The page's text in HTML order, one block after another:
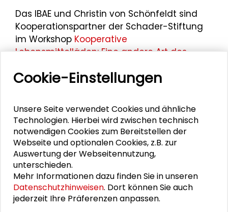
Das IBAE und Christin von Schönfeldt sind
Kooperationspartner der Schader-Stiftung
im Workshop Kooperative
Lebensmittelläden: Eine andere Art des
Darmstädter Tage der Transformation 2025
Personen im Kontext
Matthias Kasper
Clara Menke
Kristina Gruber
Cookie-Einstellungen
Unsere Seite verwendet Cookies und ähnliche
Technologien. Hierbei wird zwischen technisch
notwendigen Cookies zum Bereitstellen der
Webseite und optionalen Cookies, z.B. zur
Auswertung der Webseitennutzung,
unterschieden.
Mehr Informationen dazu finden Sie in unseren
Datenschutzhinweisen. Dort können Sie auch
jederzeit Ihre Präferenzen anpassen.